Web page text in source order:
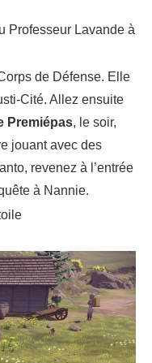
Professeur Lavande à
de Défense. Elle
Cité. Allez ensuite
Premiépas, le soir,
jouant avec des
revenez à l’entrée
à Nannie.